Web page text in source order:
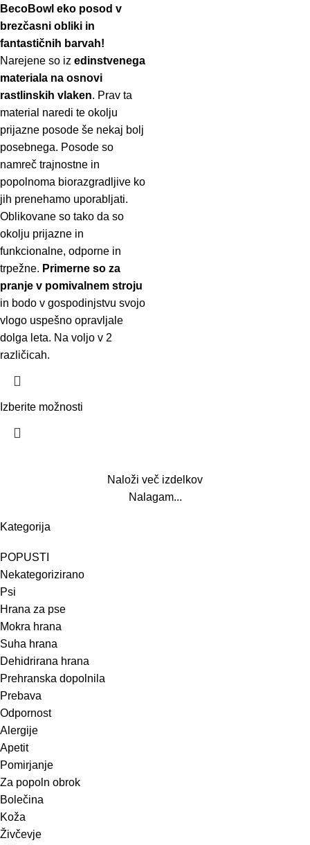
Kategorija
POPUSTI
Nekategorizirano
Psi
Hrana za pse
Mokra hrana
Suha hrana
Dehidrirana hrana
Prehranska dopolnila
Prebava
Odpornost
Alergije
Apetit
Pomirjanje
Za popoln obrok
Bolečina
Koža
Živčevje
BecoBowl eko posod v
brezčasni obliki in
fantastičnih barvah!
Narejene so iz edinstvenega
materiala na osnovi
rastlinskih vlaken. Prav ta
material naredi te okolju
prijazne posode še nekaj bolj
posebnega. Posode so
namreč trajnostne in
popolnoma biorazgradljive ko
jih prenehamo uporabljati.
Oblikovane so tako da so
okolju prijazne in
funkcionalne, odporne in
trpežne. Primerne so za
pranje v pomivalnem stroju
in bodo v gospodinjstvu svojo
vlogo uspešno opravljale
dolga leta. Na voljo v 2
različicah.
Izberite možnosti
Naloži več izdelkov
Nalagam...